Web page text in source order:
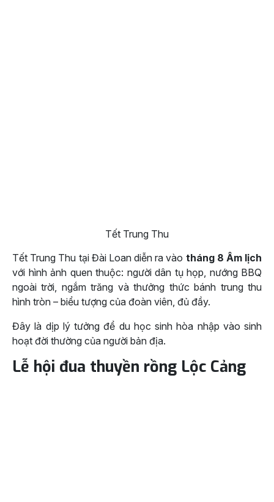
Tết Trung Thu
Tết Trung Thu tại Đài Loan diễn ra vào tháng 8 Âm lịch
với hình ảnh quen thuộc: người dân tụ họp, nướng BBQ
ngoài trời, ngắm trăng và thưởng thức bánh trung thu
hình tròn – biểu tượng của đoàn viên, đủ đầy.
Đây là dịp lý tưởng để du học sinh hòa nhập vào sinh
hoạt đời thường của người bản địa.
Lễ hội đua thuyền rồng Lộc Cảng